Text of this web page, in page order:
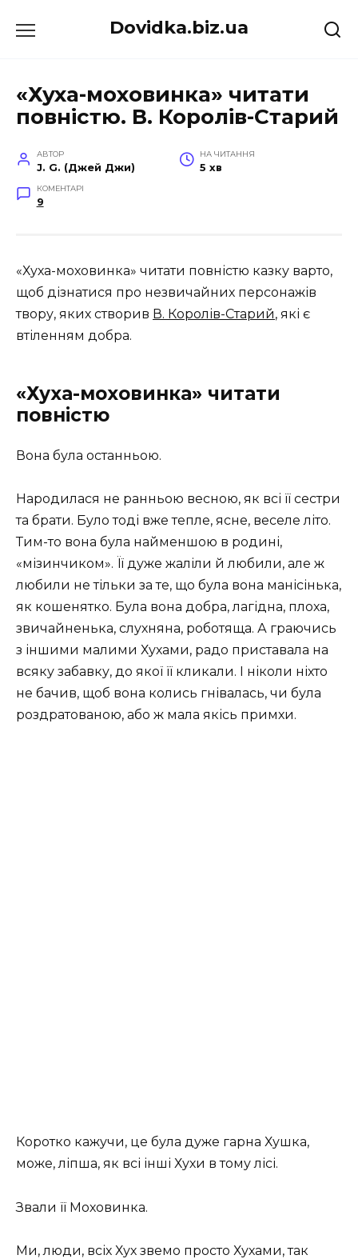
до
Dovidka.biz.ua
«Хуха-моховинка» читати
повністю. В. Королів-Старий
АВТОР
J. G. (Джей Джи)
НА ЧИТАННЯ
5 хв
КОМЕНТАРІ
9
«Хуха-моховинка» читати повністю казку варто,
щоб дізнатися про незвичайних персонажів
твору, яких створив В. Королів-Старий, які є
втіленням добра.
«Хуха-моховинка» читати
повністю
Вона була останньою.
Народилася не ранньою весною, як всі її сестри
та брати. Було тоді вже тепле, ясне, веселе літо.
Тим-то вона була найменшою в родині,
«мізинчиком». Її дуже жаліли й любили, але ж
любили не тільки за те, що була вона манісінька,
як кошенятко. Була вона добра, лагідна, плоха,
звичайненька, слухняна, роботяща. А граючись
з іншими малими Хухами, радо приставала на
всяку забавку, до якої її кликали. І ніколи ніхто
не бачив, щоб вона колись гнівалась, чи була
роздратованою, або ж мала якісь примхи.
Коротко кажучи, це була дуже гарна Хушка,
може, ліпша, як всі інші Хухи в тому лісі.
Звали її Моховинка.
Ми, люди, всіх Хух звемо просто Хухами, так